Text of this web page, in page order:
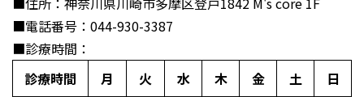
■電話番号：044-930-3387
■診療時間：
診療時間
月 火 水 木 金 土
日